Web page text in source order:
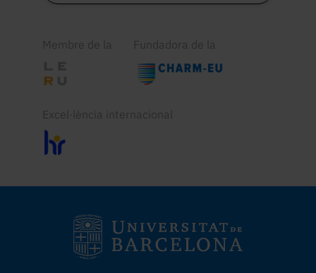
Membre de la Fundadora de la
Excel·lència internacional